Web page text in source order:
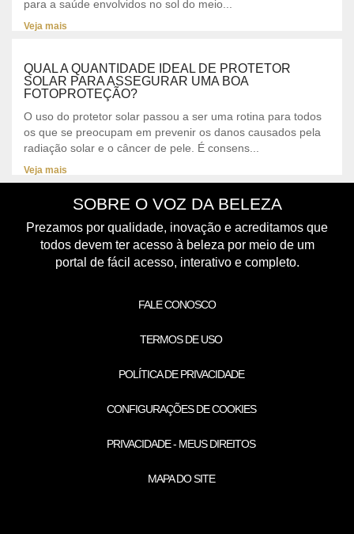
para a saúde envolvidos no sol do meio...
Veja mais
QUAL A QUANTIDADE IDEAL DE PROTETOR
SOLAR PARA ASSEGURAR UMA BOA
FOTOPROTEÇÃO?
O uso do protetor solar passou a ser uma rotina para todos
os que se preocupam em prevenir os danos causados pela
radiação solar e o câncer de pele. É consens...
Veja mais
SOBRE O VOZ DA BELEZA
Prezamos por qualidade, inovação e acreditamos que
todos devem ter acesso à beleza por meio de um
portal de fácil acesso, interativo e completo.
FALE CONOSCO
TERMOS DE USO
POLÍTICA DE PRIVACIDADE
CONFIGURAÇÕES DE COOKIES
PRIVACIDADE - MEUS DIREITOS
MAPA DO SITE